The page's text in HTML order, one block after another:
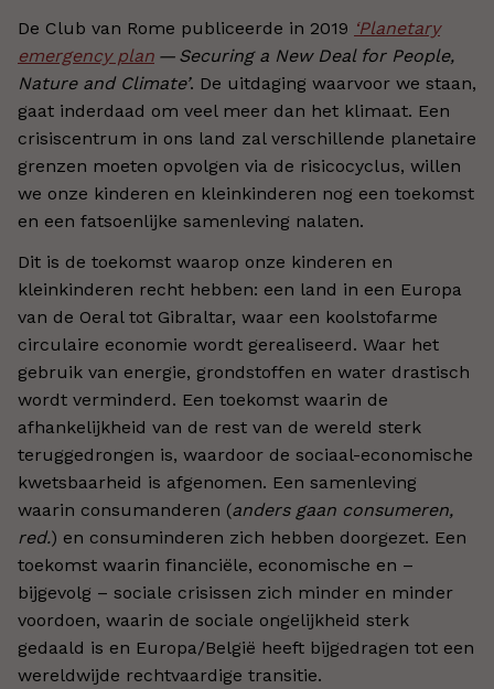
De Club van Rome publiceerde in 2019 ‘Planetary
emergency plan — Securing a New Deal for People,
Nature and Climate’. De uitdaging waarvoor we staan,
gaat inderdaad om veel meer dan het klimaat. Een
crisiscentrum in ons land zal verschillende planetaire
grenzen moeten opvolgen via de risicocyclus, willen
we onze kinderen en kleinkinderen nog een toekomst
en een fatsoenlijke samenleving nalaten.
Dit is de toekomst waarop onze kinderen en
kleinkinderen recht hebben: een land in een Europa
van de Oeral tot Gibraltar, waar een koolstofarme
circulaire economie wordt gerealiseerd. Waar het
gebruik van energie, grondstoffen en water drastisch
wordt verminderd. Een toekomst waarin de
afhankelijkheid van de rest van de wereld sterk
teruggedrongen is, waardoor de sociaal-economische
kwetsbaarheid is afgenomen. Een samenleving
waarin consumanderen (anders gaan consumeren,
red.) en consuminderen zich hebben doorgezet. Een
toekomst waarin financiële, economische en –
bijgevolg – sociale crisissen zich minder en minder
voordoen, waarin de sociale ongelijkheid sterk
gedaald is en Europa/België heeft bijgedragen tot een
wereldwijde rechtvaardige transitie.